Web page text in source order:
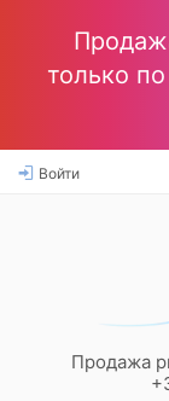
только
Войти
Продажа